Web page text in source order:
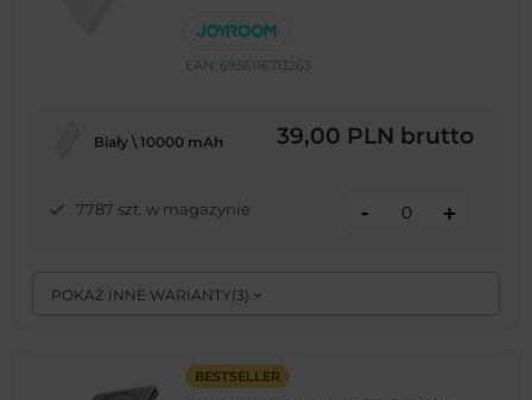
EAN: 6956116713263
POKAŻ INNE WARIANTY(3)
Biały \ 10000 mAh 39,00 PLN brutto
7787 szt. w magazynie - +
BESTSELLER